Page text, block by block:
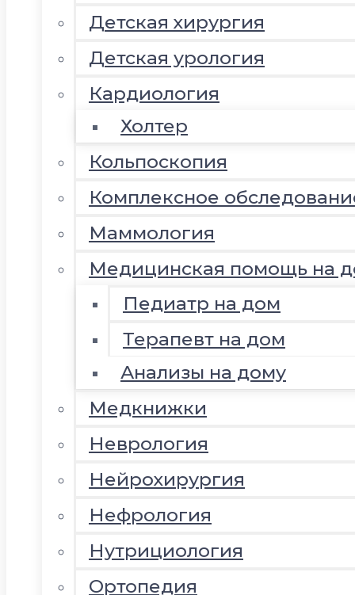
Детская хирургия
Детская урология
Кардиология
Холтер
Кольпоскопия
Комплексное
Маммология
Медицинская помощь на
Педиатр на дом
Терапевт на дом
Анализы на дому
Медкнижки
Неврология
Нейрохирургия
Нефрология
Нутрициология
Ортопедия